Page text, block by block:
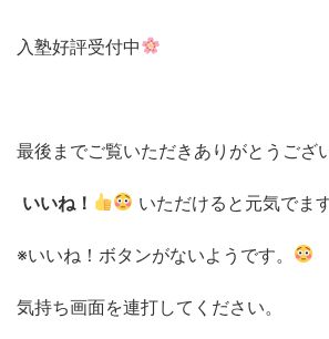
入塾好評受付中
最後までご覧いただきありがとうござ
いいね！ いただけると元気でま
※いいね！ボタンがないようです。
気持ち画面を連打してください。